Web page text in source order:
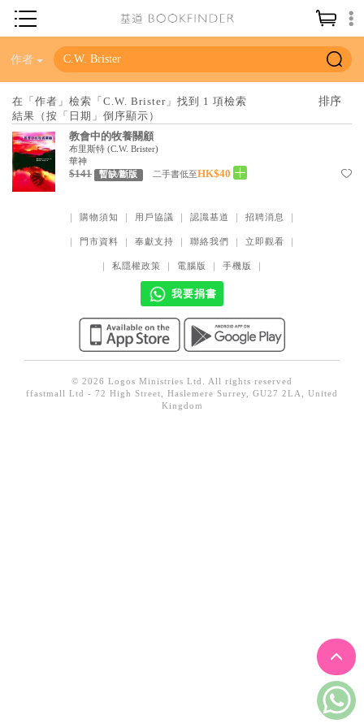
神學／教義
聖經
信仰入門
教會歷史
信徒生活
教會事工
社會／倫理
哲學／宗教比較
見證／傳記
作者
在「作者」檢索「C.W. Brister」找到 1 項檢索
結果（按「日期」倒序顯示）
教會中的牧養關顧
布里斯特 (C.W. Brister)
華神
$141 暫缺/斷版 二手書低至HK$40
｜ 購物須知 ｜ 用戶協議 ｜ 認識基道 ｜ 招聘消息 ｜
｜ 門市資料 ｜ 奉獻支持 ｜ 聯絡我們 ｜ 立即觀看 ｜
｜ 私隱權政策 ｜ 電腦版 ｜ 手機版 ｜
我要捐書
© 2026 Logos Ministries Ltd. All rights reserved
ffastmall Ltd - 72 High Street, Haslemere Surrey, GU27 2LA, United
Kingdom